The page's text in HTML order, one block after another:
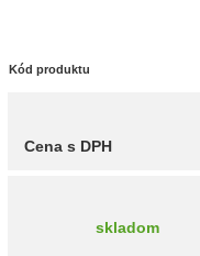
Kód produktu
Cena s DPH
skladom